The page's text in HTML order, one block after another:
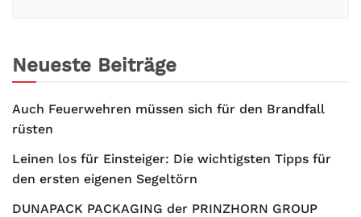
Neueste Beiträge
Auch Feuerwehren müssen sich für den Brandfall
rüsten
Leinen los für Einsteiger: Die wichtigsten Tipps für
den ersten eigenen Segeltörn
DUNAPACK PACKAGING der PRINZHORN GROUP